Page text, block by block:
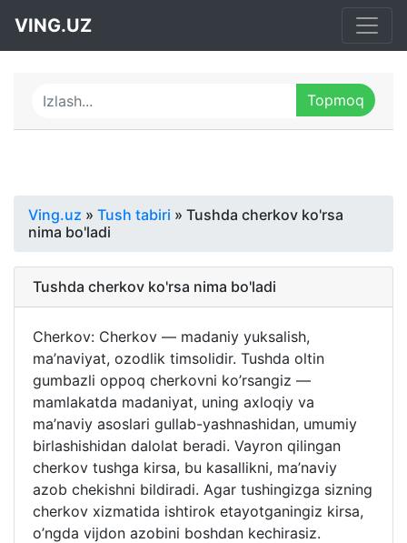
VING.UZ
Ving.uz » Tush tabiri » Tushda cherkov ko'rsa
nima bo'ladi
Tushda cherkov ko'rsa nima bo'ladi
Cherkov: Cherkov — madaniy yuksalish,
ma’naviyat, ozodlik timsolidir. Tushda oltin
gumbazli oppoq cherkovni ko’rsangiz —
mamlakatda madaniyat, uning axloqiy va
ma’naviy asoslari gullab-yashnashidan, umumiy
birlashishidan dalolat beradi. Vayron qilingan
cherkov tushga kirsa, bu kasallikni, ma’naviy
azob chekishni bildiradi. Agar tushingizga sizning
cherkov xizmatida ishtirok etayotganingiz kirsa,
o’ngda vijdon azobini boshdan kechirasiz.